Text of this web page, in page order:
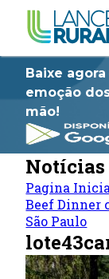
Baixe
emoção
mão!
Notícias
Pagina
Beef Dinner
São Paulo